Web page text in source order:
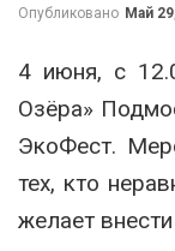
Опубликовано Май
4 июня, с
Озёра»
ЭкоФест.
тех, кто
желает